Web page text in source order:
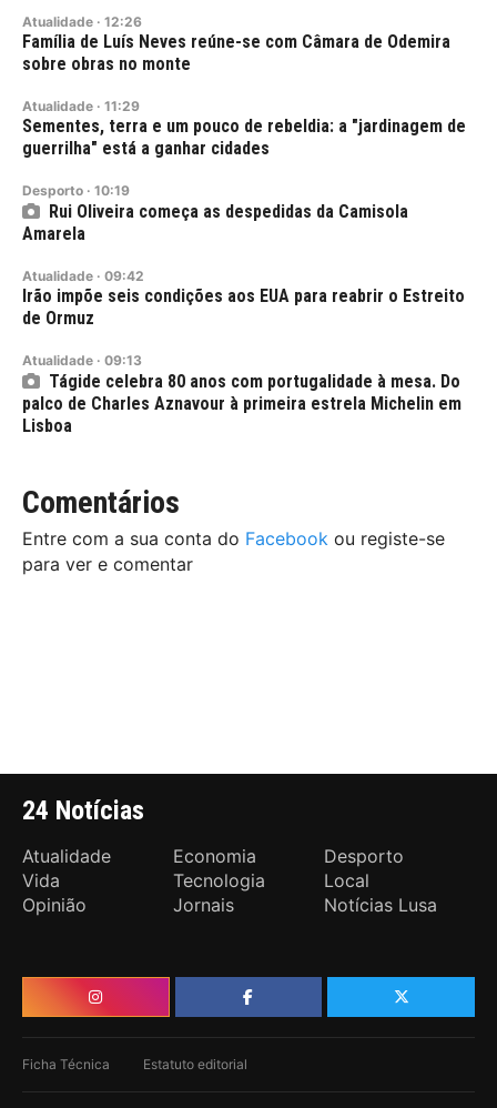
Atualidade · 12:26
Família de Luís Neves reúne-se com Câmara de Odemira
sobre obras no monte
Atualidade · 11:29
Sementes, terra e um pouco de rebeldia: a "jardinagem de
guerrilha" está a ganhar cidades
Desporto · 10:19
Rui Oliveira começa as despedidas da Camisola
Amarela
Atualidade · 09:42
Irão impõe seis condições aos EUA para reabrir o Estreito
de Ormuz
Atualidade · 09:13
Tágide celebra 80 anos com portugalidade à mesa. Do
palco de Charles Aznavour à primeira estrela Michelin em
Lisboa
Comentários
Entre com a sua conta do Facebook ou registe-se
para ver e comentar
24 Notícias
Atualidade Economia
Desporto
Vida
Tecnologia
Local
Opinião
Jornais Notícias Lusa
Ficha Técnica Estatuto editorial